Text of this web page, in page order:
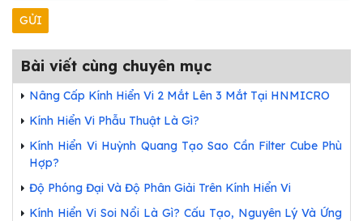
Bài viết cùng chuyên mục
Nâng Cấp Kính Hiển Vi 2 Mắt Lên 3 Mắt Tại HNMICRO
Kính Hiển Vi Phẫu Thuật Là Gì?
Kính Hiển Vi Huỳnh Quang Tạo Sao Cần Filter Cube Phù
Hợp?
Độ Phóng Đại Và Độ Phân Giải Trên Kính Hiển Vi
Kính Hiển Vi Soi Nổi Là Gì? Cấu Tạo, Nguyên Lý Và Ứng